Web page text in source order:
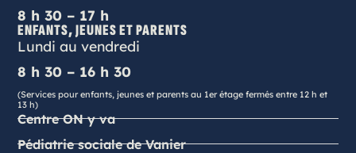
8 h 30 – 17 h
ENFANTS, JEUNES ET PARENTS
Lundi au vendredi
8 h 30 – 16 h 30
(Services pour enfants, jeunes et parents au 1er étage fermés entre 12 h et
13 h)
Centre ON y va
Pédiatrie sociale de Vanier